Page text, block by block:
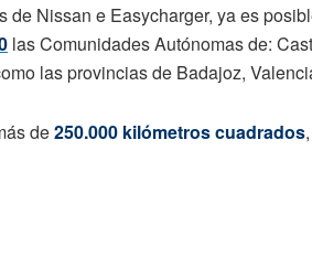
de Nissan e Easycharger, ya es
las Comunidades Autónomas de:
las provincias de Badajoz,
de250.000 kilómetros cuadrados